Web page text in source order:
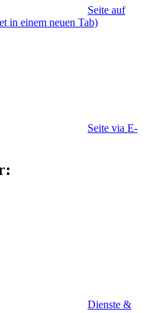
Seite auf
in einem neuen Tab)
Seite via E-
Dienste &